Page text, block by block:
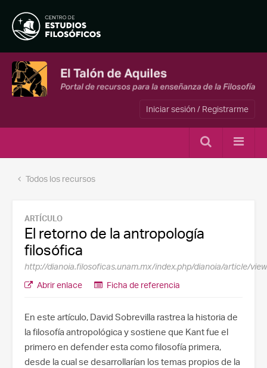
Iniciar sesión / Registrarme
Todos los recursos
ARTÍCULO
El retorno de la antropología
filosófica
http://dianoia.filosoficas.unam.mx/index.php/dianoia/article/
Abrir enlace
Ficha de referencia
En este artículo, David Sobrevilla rastrea la historia de
la filosofía antropológica y sostiene que Kant fue el
primero en defender esta como filosofía primera,
desde la cual se desarrollarían los temas propios de la